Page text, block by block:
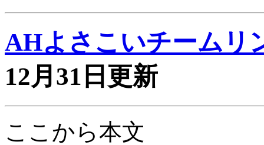
AHよさこいチームリ
12月31日更新
ここから本文